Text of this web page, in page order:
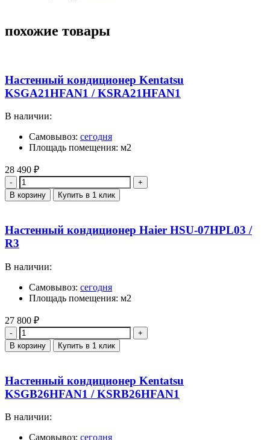
похожие товары
Настенный кондиционер Kentatsu
KSGA21HFAN1 / KSRA21HFAN1
В наличии:
Самовывоз: сегодня
Площадь помещения: м2
28 490 ₽
Количество
В корзину Купить в 1 клик
Настенный кондиционер Haier HSU-07HPL03 /
R3
В наличии:
Самовывоз: сегодня
Площадь помещения: м2
27 800 ₽
Количество
В корзину Купить в 1 клик
Настенный кондиционер Kentatsu
KSGB26HFAN1 / KSRB26HFAN1
В наличии:
Самовывоз: сегодня